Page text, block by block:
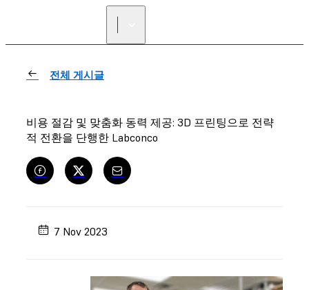
전체 게시글
비용 절감 및 맞춤화 동력 제공: 3D 프린팅으로 전략
적 전환을 단행한 Labconco
7 Nov 2023